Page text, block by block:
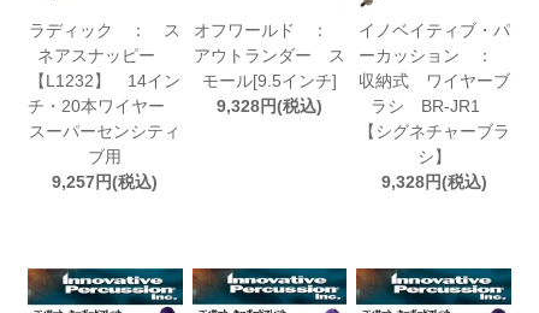
ラディック ： ス
ネアスナッピー
【L1232】 14イン
チ・20本ワイヤー
スーパーセンシティ
ブ用
9,257円(税込)
オフワールド ：
アウトランダー ス
モール[9.5インチ]
9,328円(税込)
イノベイティブ・パ
ーカッション ：
収納式 ワイヤーブ
ラシ BR-JR1
【シグネチャーブラ
シ】
9,328円(税込)